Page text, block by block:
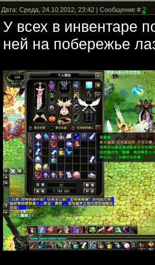
Дата: Среда, 24.10.2012, 23:42 | Сообщение #2
У всех в инвентаре
ней на побережье